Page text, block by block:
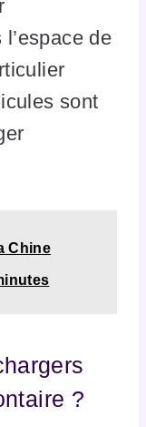
l’espace de
sont
Chine
?